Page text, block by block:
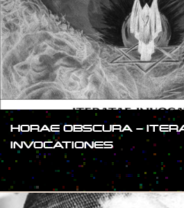
HORAE OBSCURA –
INVOCATIONES